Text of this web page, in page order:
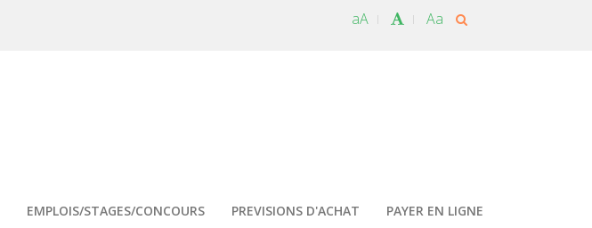
aA Aa
EMPLOIS/STAGES/CONCOURS PREVISIONS D'ACHAT PAYER EN LIGNE